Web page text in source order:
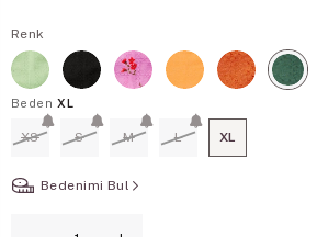
Renk
Beden XL
XS S M L XL
Bedenimi Bul